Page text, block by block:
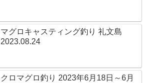
マグロキャスティング釣り 礼文島
2023.08.24
クロマグロ釣り 2023年6月18日～6月